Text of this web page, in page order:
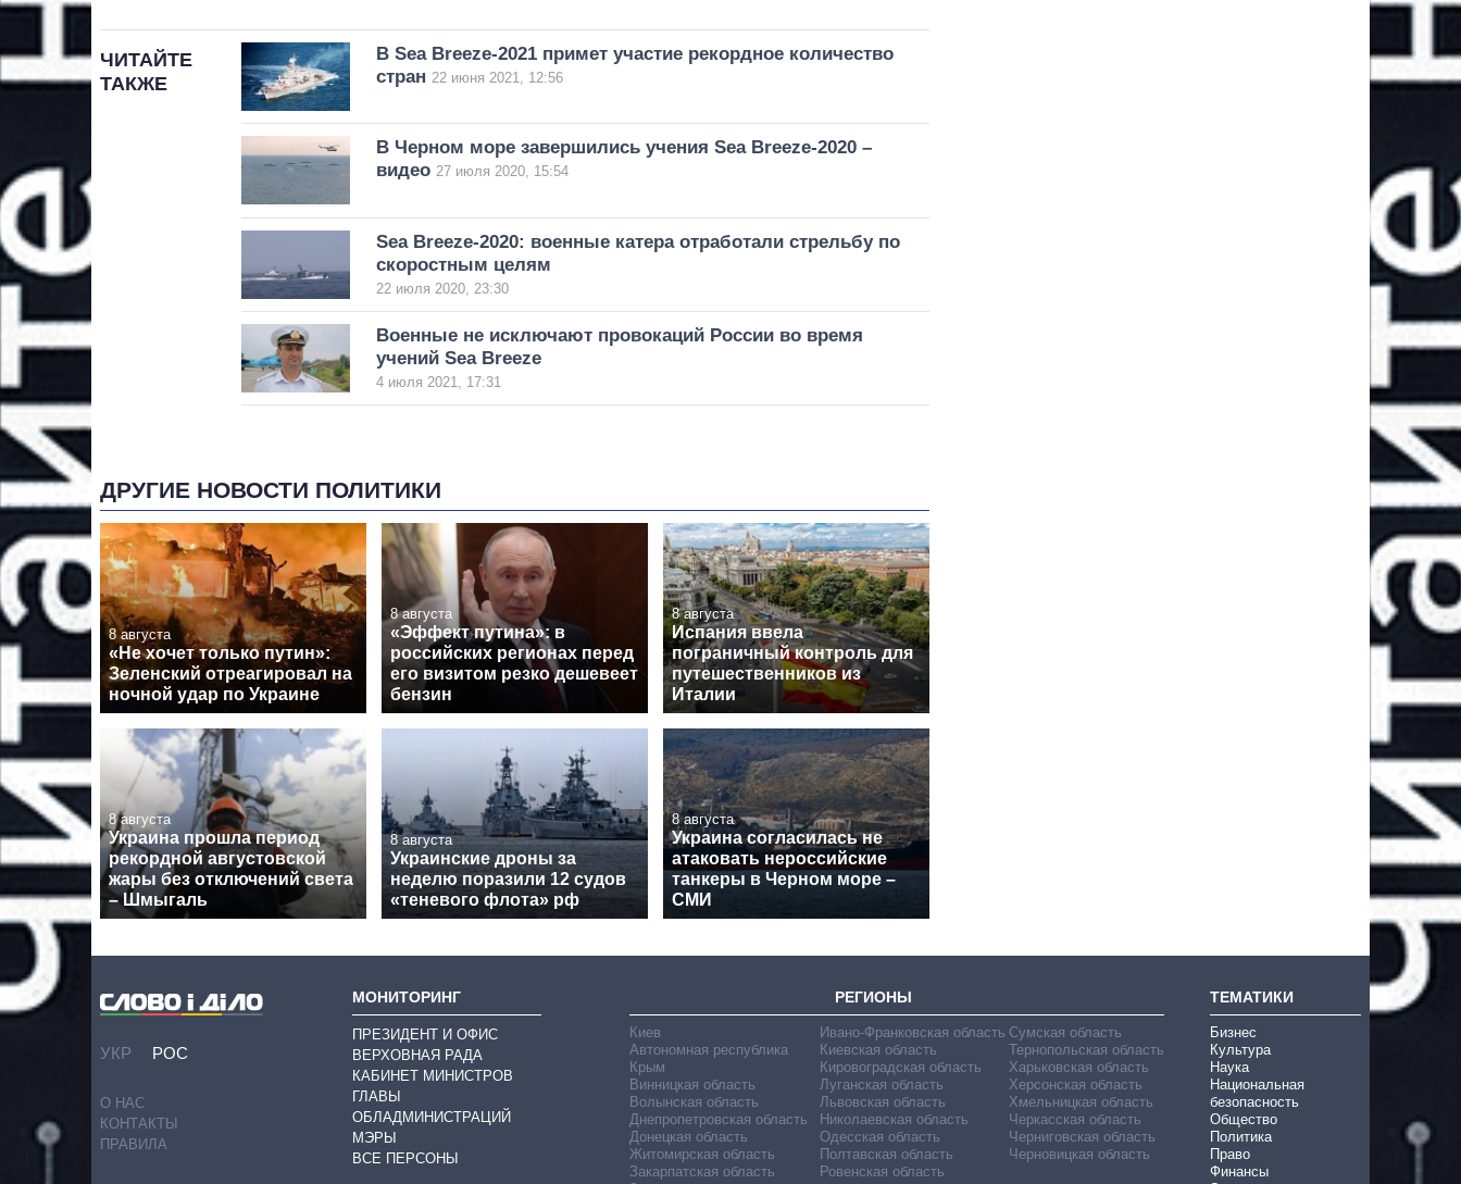
ЧИТАЙТЕ
ТАКЖЕ
В Sea Breeze-2021 примет участие рекордное количество
стран 22 июня 2021, 12:56
В Черном море завершились учения Sea Breeze-2020 –
видео 27 июля 2020, 15:54
Sea Breeze-2020: военные катера отработали стрельбу по
скоростным целям
22 июля 2020, 23:30
Военные не исключают провокаций России во время
учений Sea Breeze
4 июля 2021, 17:31
ДРУГИЕ НОВОСТИ ПОЛИТИКИ
8 августа
«Не хочет только путин»:
Зеленский отреагировал на
ночной удар по Украине
8 августа
«Эффект путина»: в
российских регионах перед
его визитом резко дешевеет
бензин
8 августа
Испания ввела
пограничный контроль для
путешественников из
Италии
8 августа
Украина прошла период
рекордной августовской
жары без отключений света
– Шмыгаль
8 августа
Украинские дроны за
неделю поразили 12 судов
«теневого флота» рф
8 августа
Украина согласилась не
атаковать нероссийские
танкеры в Черном море –
СМИ
УКР РОС
О НАС
КОНТАКТЫ
ПРАВИЛА
МОНИТОРИНГ
ПРЕЗИДЕНТ И ОФИС
ВЕРХОВНАЯ РАДА
КАБИНЕТ МИНИСТРОВ
ГЛАВЫ
ОБЛАДМИНИСТРАЦИЙ
МЭРЫ
ВСЕ ПЕРСОНЫ
РЕГИОНЫ
Киев
Автономная республика
Крым
Винницкая область
Волынская область
Днепропетровская область
Донецкая область
Житомирская область
Закарпатская область
Ивано-Франковская область
Киевская область
Кировоградская область
Луганская область
Львовская область
Николаевская область
Одесская область
Полтавская область
Ровенская область
Сумская область
Тернопольская область
Харьковская область
Херсонская область
Хмельницкая область
Черкасская область
Черниговская область
Черновицкая область
ТЕМАТИКИ
Бизнес
Культура
Наука
Национальная
безопасность
Общество
Политика
Право
Финансы